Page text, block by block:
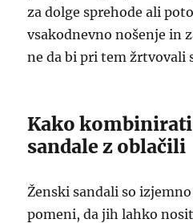
za dolge sprehode ali
vsakodnevno nošenje in
ne da bi pri tem žrtvovali
Kako kombinirati
sandale z oblačili
Ženski sandali so
pomeni, da jih lahko